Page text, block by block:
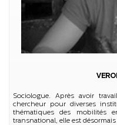
Sociologue. Après avoir
chercheur pour diverses
thématiques des mobilités
transnational, elle est